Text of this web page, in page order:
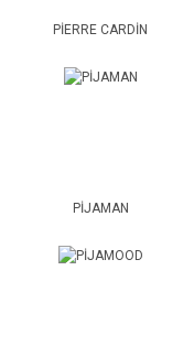
PİERRE CARDİN
PİJAMAN